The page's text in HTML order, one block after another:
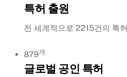
특허 출원
전 세계적으로 2215건의 특
879개
글로벌 공인 특허